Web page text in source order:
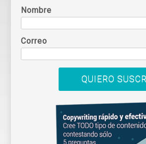
Nombre
Correo